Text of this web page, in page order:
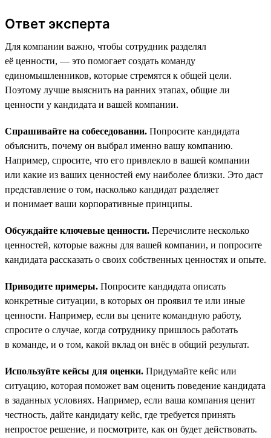
Ответ эксперта
Для компании важно, чтобы сотрудник разделял
её ценности, — это помогает создать команду
единомышленников, которые стремятся к общей цели.
Поэтому лучше выяснить на ранних этапах, общие ли
ценности у кандидата и вашей компании.
Спрашивайте на собеседовании. Попросите кандидата
объяснить, почему он выбрал именно вашу компанию.
Например, спросите, что его привлекло в вашей компании
или какие из ваших ценностей ему наиболее близки. Это даст
представление о том, насколько кандидат разделяет
и понимает ваши корпоративные принципы.
Обсуждайте ключевые ценности. Перечислите несколько
ценностей, которые важны для вашей компании, и попросите
кандидата рассказать о своих собственных ценностях и опыте.
Приводите примеры. Попросите кандидата описать
конкретные ситуации, в которых он проявил те или иные
ценности. Например, если вы цените командную работу,
спросите о случае, когда сотруднику пришлось работать
в команде, и о том, какой вклад он внёс в общий результат.
Используйте кейсы для оценки. Придумайте кейс или
ситуацию, которая поможет вам оценить поведение кандидата
в заданных условиях. Например, если ваша компания ценит
честность, дайте кандидату кейс, где требуется принять
непростое решение, и посмотрите, как он будет действовать.